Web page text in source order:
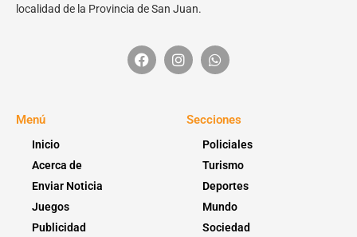
localidad de la Provincia de San Juan.
Menú
Inicio
Acerca de
Enviar Noticia
Juegos
Publicidad
Secciones
Policiales
Turismo
Deportes
Mundo
Sociedad